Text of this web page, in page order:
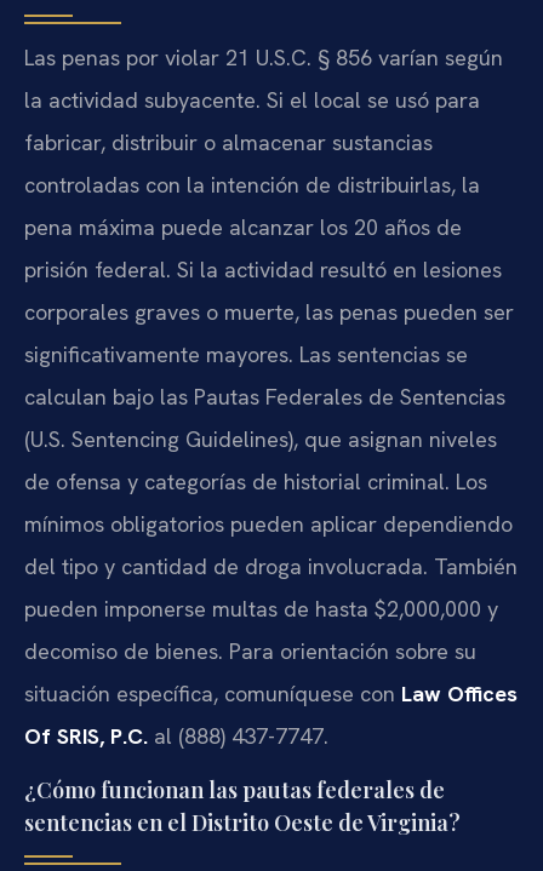
Las penas por violar 21 U.S.C. § 856 varían según
la actividad subyacente. Si el local se usó para
fabricar, distribuir o almacenar sustancias
controladas con la intención de distribuirlas, la
pena máxima puede alcanzar los 20 años de
prisión federal. Si la actividad resultó en lesiones
corporales graves o muerte, las penas pueden ser
significativamente mayores. Las sentencias se
calculan bajo las Pautas Federales de Sentencias
(U.S. Sentencing Guidelines), que asignan niveles
de ofensa y categorías de historial criminal. Los
mínimos obligatorios pueden aplicar dependiendo
del tipo y cantidad de droga involucrada. También
pueden imponerse multas de hasta $2,000,000 y
decomiso de bienes. Para orientación sobre su
situación específica, comuníquese con Law Offices
Of SRIS, P.C. al (888) 437-7747.
¿Cómo funcionan las pautas federales de
sentencias en el Distrito Oeste de Virginia?